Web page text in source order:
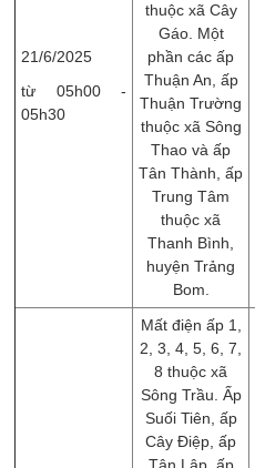
21/6/2025
từ 05h00 -
05h30
thuộc xã Cây
Gáo. Một
phần các ấp
Thuận An, ấp
Thuận Trường
thuộc xã Sông
Thao và ấp
Tân Thành, ấp
Trung Tâm
thuộc xã
Thanh Bình,
huyện Trảng
Bom.
Mất điện ấp 1,
2, 3, 4, 5, 6, 7,
8 thuộc xã
Sông Trầu. Ấp
Suối Tiên, ấp
Cây Điệp, ấp